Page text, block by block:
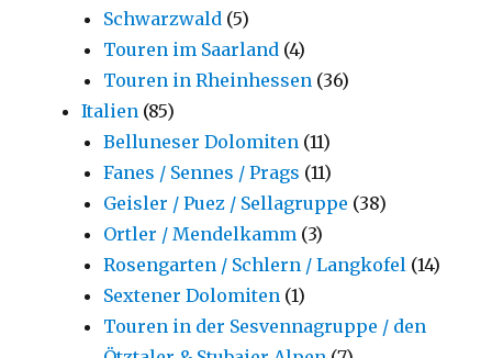
Schwarzwald (5)
Touren im Saarland (4)
Touren in Rheinhessen (36)
Italien (85)
Belluneser Dolomiten (11)
Fanes / Sennes / Prags (11)
Geisler / Puez / Sellagruppe (38)
Ortler / Mendelkamm (3)
Rosengarten / Schlern / Langkofel (14)
Sextener Dolomiten (1)
Touren in der Sesvennagruppe / den